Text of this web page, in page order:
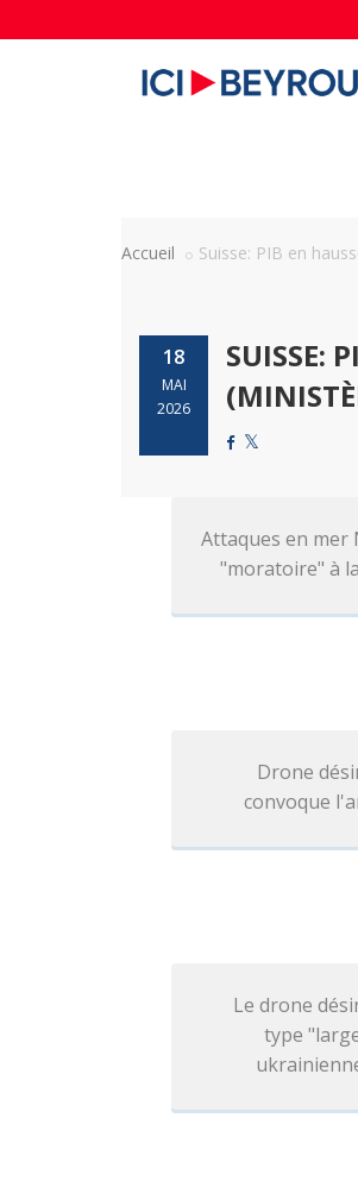
Accueil Suisse: PIB en
18
MAI
2026
SUISSE:
Attaques en mer
"moratoire" à
Drone
convoque
Le drone
type